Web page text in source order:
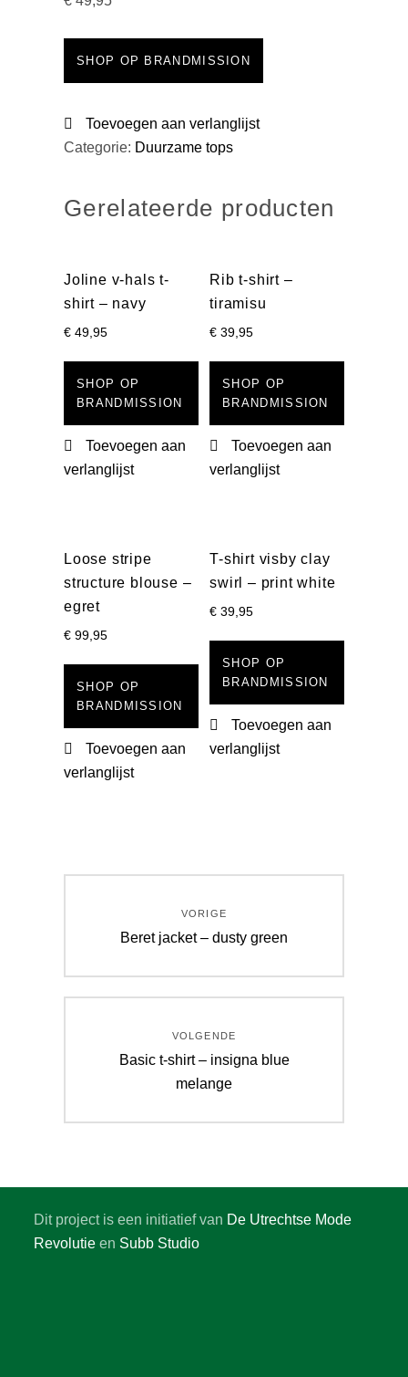
SHOP OP BRANDMISSION
Toevoegen aan verlanglijst
Categorie: Duurzame tops
Gerelateerde producten
Joline v-hals t-
shirt – navy
€ 49,95
SHOP OP
BRANDMISSION
Toevoegen aan
verlanglijst
Rib t-shirt –
tiramisu
€ 39,95
SHOP OP
BRANDMISSION
Toevoegen aan
verlanglijst
Loose stripe
structure blouse –
egret
€ 99,95
SHOP OP
BRANDMISSION
Toevoegen aan
verlanglijst
T-shirt visby clay
swirl – print white
€ 39,95
SHOP OP
BRANDMISSION
Toevoegen aan
verlanglijst
VORIGE
Vorig
Beret jacket – dusty green
VOLGENDE
Volgend
Basic t-shirt – insigna blue
melange
Dit project is een initiatief van De Utrechtse Mode
Revolutie en Subb Studio